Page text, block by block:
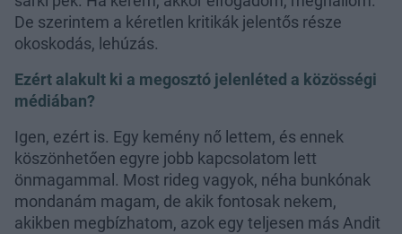
De szerintem a kéretlen kritikák jelentős része
okoskodás, lehúzás.
Ezért alakult ki a megosztó jelenléted a közösségi
médiában?
Igen, ezért is. Egy kemény nő lettem, és ennek
köszönhetően egyre jobb kapcsolatom lett
önmagammal. Most rideg vagyok, néha bunkónak
mondanám magam, de akik fontosak nekem,
akikben megbízhatom, azok egy teljesen más Andit